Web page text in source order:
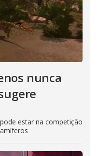
nunca
estar na competição